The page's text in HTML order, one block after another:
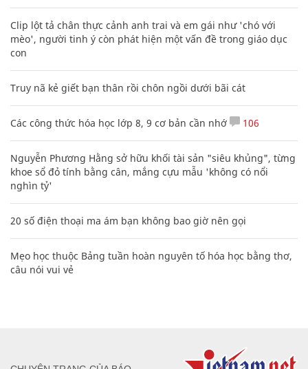
Clip lột tả chân thực cảnh anh trai và em gái như 'chó với
mèo', người tinh ý còn phát hiện một vấn đề trong giáo dục
con
Truy nã kẻ giết bạn thân rồi chôn ngồi dưới bãi cát
Các công thức hóa học lớp 8, 9 cơ bản cần nhớ 106
Nguyễn Phương Hằng sở hữu khối tài sản "siêu khủng", từng
khoe sổ đỏ tính bằng cân, mắng cựu mẫu 'không có nổi
nghìn tỷ'
20 số điện thoại ma ám bạn không bao giờ nên gọi
Mẹo học thuộc Bảng tuần hoàn nguyên tố hóa học bằng thơ,
câu nói vui vẻ